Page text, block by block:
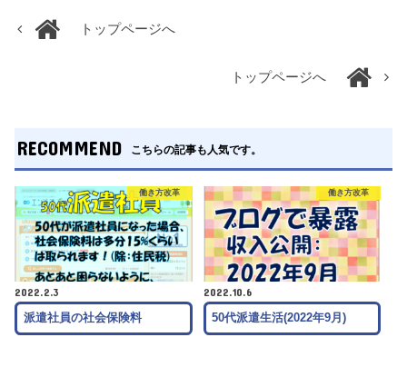
トップページへ
トップページへ
RECOMMEND こちらの記事も人気です。
働き方改革
2022.2.3
派遣社員の社会保険料
働き方改革
2022.10.6
50代派遣生活(2022年9月)